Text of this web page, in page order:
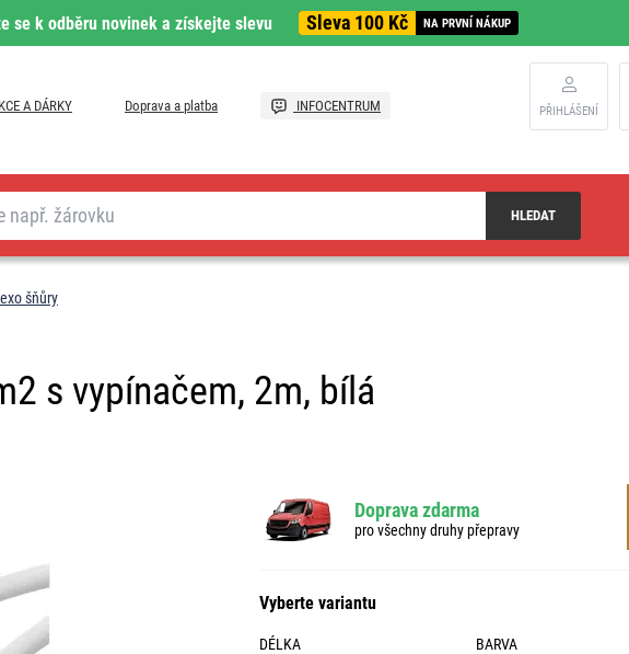
se k odběru novinek a získejte slevu Sleva 100 Kč NA PRVNÍ NÁKUP
A DÁRKY Doprava a platba INFOCENTRUM PŘIHLÁŠENÍ
HLEDAT
šňůry
s vypínačem, 2m, bílá
Doprava zdarma
pro všechny druhy přepravy
Vyberte variantu
DÉLKA
BARVA